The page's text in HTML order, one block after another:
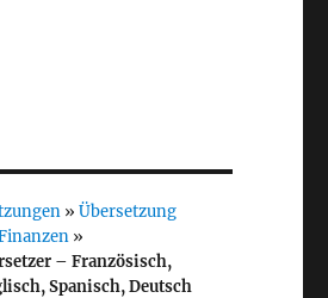
» Übersetzung
»
– Französisch,
Spanisch, Deutsch